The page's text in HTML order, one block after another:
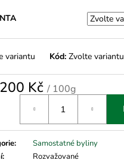
variantu Kód: Zvolte variantu
200 Kč / 100g
:
Samostatné byliny
:
Rozvažované